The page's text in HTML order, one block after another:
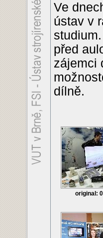
Ve
ústav v
před
zájemci
dílně.
original: